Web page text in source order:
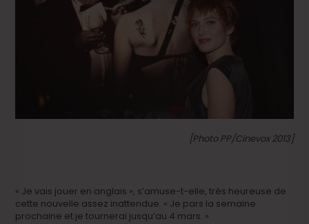
[Photo PP/Cinevox 2013]
« Je vais jouer en anglais », s’amuse-t-elle, très heureuse de
cette nouvelle assez inattendue. « Je pars la semaine
prochaine et je tournerai jusqu’au 4 mars. »